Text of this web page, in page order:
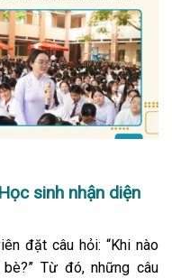
sinh nhận diện
đặt câu hỏi: “Khi nào
Từ đó, những câu